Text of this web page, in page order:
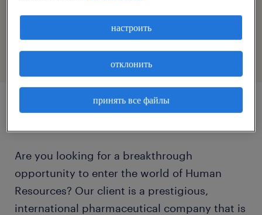
reference number
Are you looking for a breakthrough
opportunity to enter the world of Human
Resources? Our client is a prestigious,
international pharmaceutical company that is
принять все файлы
отклонить
настроить